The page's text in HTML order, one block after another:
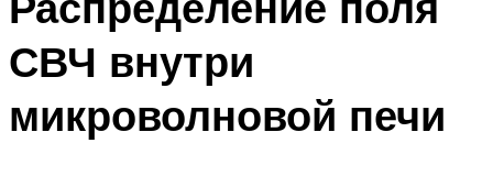
СВЧ внутри
микроволновой печи